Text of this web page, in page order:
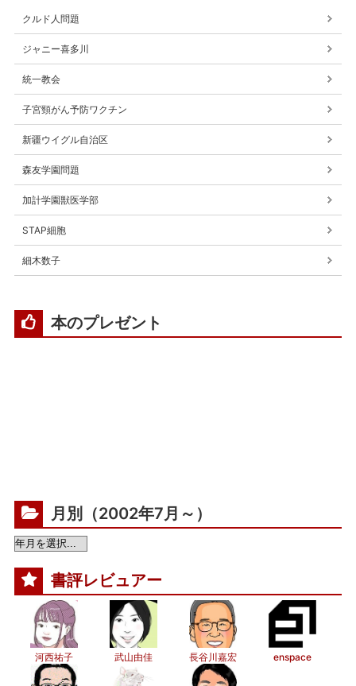
クルド人問題
ジャニー喜多川
統一教会
子宮頸がん予防ワクチン
新疆ウイグル自治区
森友学園問題
加計学園獣医学部
STAP細胞
細木数子
本のプレゼント
月別（2002年7月～）
書評レビュアー
河西祐子 武山由佳 長谷川嘉宏 enspace